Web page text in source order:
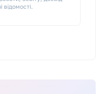
відомості.